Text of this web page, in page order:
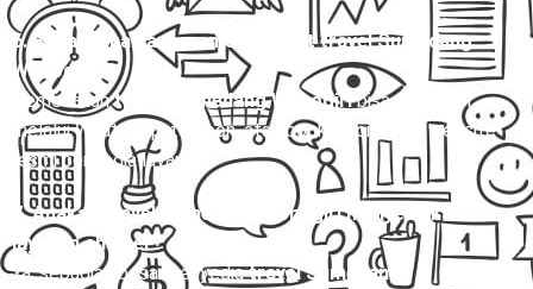
6. Bagaimana cara memesan tiket travel Sumedang
Wonogiri?
Pemesanantravel Sumedang Wonogiribisa dilakukan
melalui WhatsApp, telepon, atau booking online di website
resmi penyedia layanan.
7. Apakah travel Sumedang Wonogiri menyediakan
layanan charter?
Ya, sebagian besar penyediatravel Sumedang